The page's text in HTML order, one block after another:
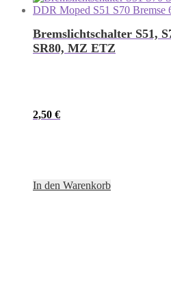
Bremslichtschalter S51,
SR80, MZ ETZ
2,50 €
In den Warenkorb